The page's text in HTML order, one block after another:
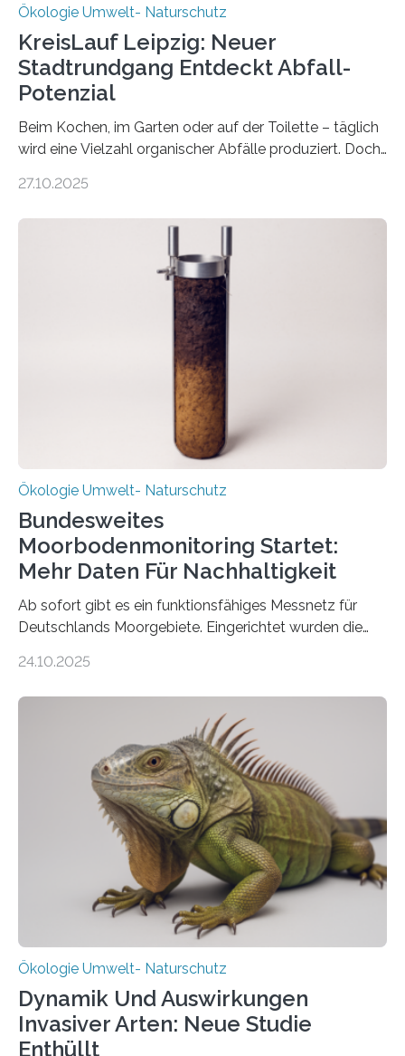
Ökologie Umwelt- Naturschutz
KreisLauf Leipzig: Neuer
Stadtrundgang Entdeckt Abfall-
Potenzial
Beim Kochen, im Garten oder auf der Toilette – täglich
wird eine Vielzahl organischer Abfälle produziert. Doch
Potenzial nur dann entfalten können, wenn sie in
Veränderung der Wirtschaft wichtig ist, zeigt der vom
Deutschen Biomasseforschungszentrum und der
Stadtreinigung Leipzig konzipierte und am 24. Oktober
2025 offiziell eingeweihte Stadtrundgang „KreisLauf“. Er
ist ab sofort im Leipziger Stadtgebiet…
27.10.2025
Ökologie Umwelt- Naturschutz
Bundesweites
Moorbodenmonitoring Startet:
Mehr Daten Für Nachhaltigkeit
Ab sofort gibt es ein funktionsfähiges Messnetz für
Deutschlands Moorgebiete. Eingerichtet wurden die
vergangenen fünf Jahren von Wissenschaftlerinnen
heutigen Donnerstag übergeben sie ihren Bericht zur
Aufbauphase an den Auftraggeber, das
Bundesministerium für Landwirtschaft, Ernährung und
Heimat. Braunschweig/Eberswalde (23. Oktober 2025).
Ein Netz aus 155 Messstationen spannt sich neuerdings
über Deutschlands Moorböden. Eingerichtet wurden sie
in den vergangenen fünf Jahren von
Wissenschaftlerinnen und Wissenschaftlern des
Thünen-Instituts für Agrarklimaschutz…
24.10.2025
Ökologie Umwelt- Naturschutz
Dynamik Und Auswirkungen
Invasiver Arten: Neue Studie
Enthüllt